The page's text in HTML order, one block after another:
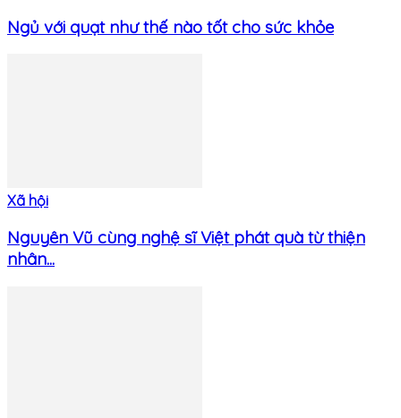
Ngủ với quạt như thế nào tốt cho sức khỏe
Xã hội
Nguyên Vũ cùng nghệ sĩ Việt phát quà từ thiện
nhân...